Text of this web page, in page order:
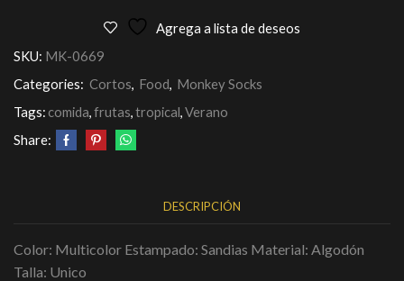
Agrega a lista de deseos
SKU: MK-0669
Categories: Cortos, Food, Monkey Socks
Tags: comida,frutas,tropical,Verano
Share:
DESCRIPCIÓN
Color: Multicolor Estampado: Sandias Material: Algodón
Talla: Unico